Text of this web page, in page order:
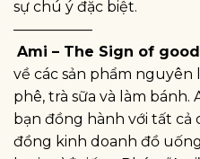
sự chú ý đặc biệt.
—————–
Ami – The Sign of
về các sản phẩm nguyên
phê, trà sữa và làm bánh.
bạn đồng hành với tất cả
đồng kinh doanh đồ